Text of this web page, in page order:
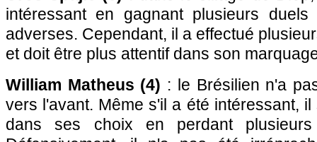
intéressant en gagnant plusieurs
adverses. Cependant, il a effectué
et doit être plus attentif dans son
William Matheus (4) : le Brésilien n'a
vers l'avant. Même s'il a été intéressant,
dans ses choix en perdant plusieurs